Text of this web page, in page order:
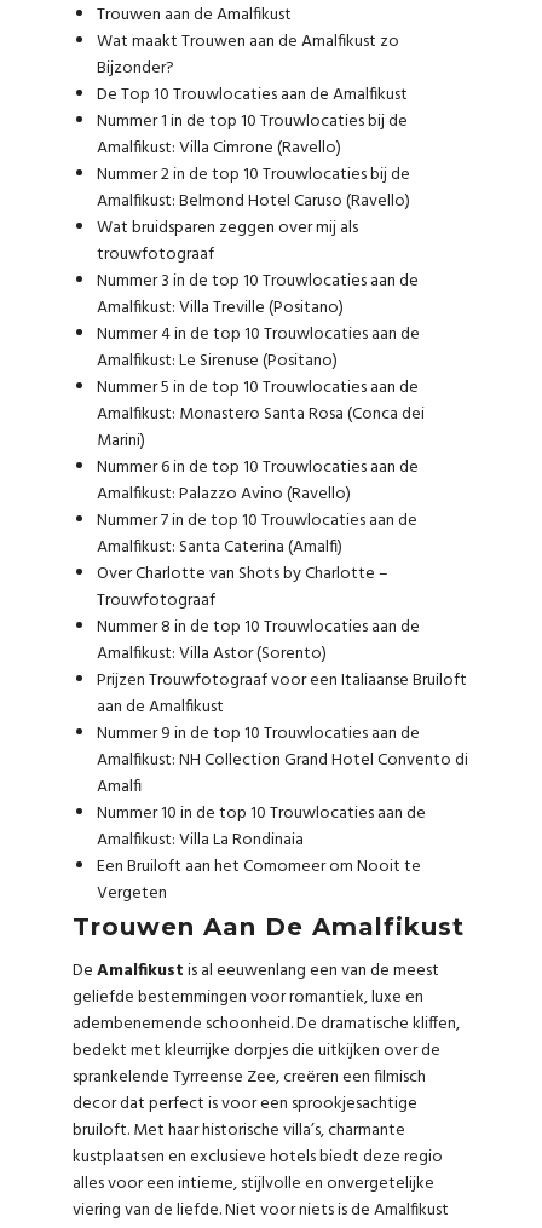
Trouwen aan de Amalfikust
Wat maakt Trouwen aan de Amalfikust zo
Bijzonder?
De Top 10 Trouwlocaties aan de Amalfikust
Nummer 1 in de top 10 Trouwlocaties bij de
Amalfikust: Villa Cimrone (Ravello)
Nummer 2 in de top 10 Trouwlocaties bij de
Amalfikust: Belmond Hotel Caruso (Ravello)​
Wat bruidsparen zeggen over mij als
trouwfotograaf
Nummer 3 in de top 10 Trouwlocaties aan de
Amalfikust: Villa Treville (Positano)
Nummer 4 in de top 10 Trouwlocaties aan de
Amalfikust: Le Sirenuse (Positano)
Nummer 5 in de top 10 Trouwlocaties aan de
Amalfikust: Monastero Santa Rosa (Conca dei
Marini)
Nummer 6 in de top 10 Trouwlocaties aan de
Amalfikust: Palazzo Avino (Ravello)
Nummer 7 in de top 10 Trouwlocaties aan de
Amalfikust: Santa Caterina (Amalfi)
Over Charlotte van Shots by Charlotte –
Trouwfotograaf
Nummer 8 in de top 10 Trouwlocaties aan de
Amalfikust: Villa Astor (Sorento)
Prijzen Trouwfotograaf voor een Italiaanse Bruiloft
aan de Amalfikust
Nummer 9 in de top 10 Trouwlocaties aan de
Amalfikust: NH Collection Grand Hotel Convento di
Amalfi
Nummer 10 in de top 10 Trouwlocaties aan de
Amalfikust: Villa La Rondinaia
Een Bruiloft aan het Comomeer om Nooit te
Vergeten
Trouwen Aan De Amalfikust
DeAmalfikustis al eeuwenlang een van de meest
geliefde bestemmingen voor romantiek, luxe en
adembenemende schoonheid. De dramatische kliffen,
bedekt met kleurrijke dorpjes die uitkijken over de
sprankelende Tyrreense Zee, creëren een filmisch
decor dat perfect is voor een sprookjesachtige
bruiloft. Met haar historische villa’s, charmante
kustplaatsen en exclusieve hotels biedt deze regio
alles voor een intieme, stijlvolle en onvergetelijke
viering van de liefde. Niet voor niets is de Amalfikust